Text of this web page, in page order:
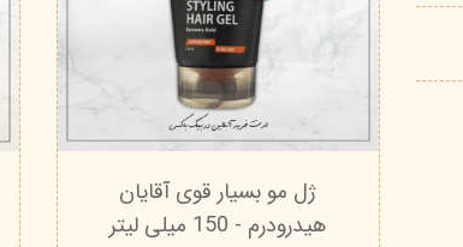
مراقبت چشم
شوینده صورت
ضد جوش و آکنه
ضد قارچ و باکتری
آبرسان و مرطوب کننده
درمالیفت
آر یو آکی
هیدرودرم
دیپ سنس
یونی‌ سنس
لاکچری کوین
سلکشن سیتی
ژل مو بسیار قوی آقایان
هیدرودرم - 150 میلی لیتر